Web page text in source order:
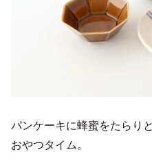
パンケーキに蜂蜜をたらり
おやつタイム。